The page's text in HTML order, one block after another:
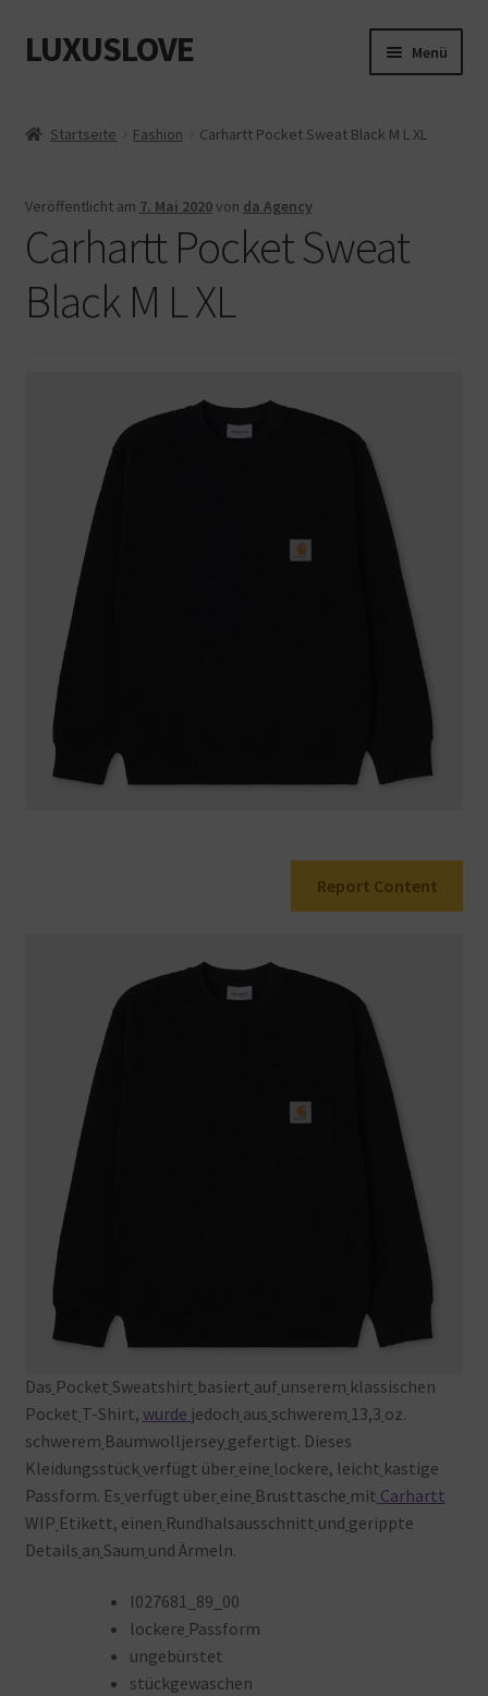
Zur
Navigation
Zum
Inhalt
LUXUSLOVE Menü
Warenkorb
Startseite Fashion Carhartt Pocket Sweat Black M L XL
Veröffentlicht am 7. Mai 2020von da Agency
Carhartt Pocket Sweat
Black M L XL
Report Content
Das Pocket Sweatshirt basiert auf unserem klassischen
Pocket T-Shirt, wurde jedoch aus schwerem 13,3 oz.
schwerem Baumwolljersey gefertigt. Dieses
Kleidungsstück verfügt über eine lockere, leicht kastige
Passform. Es verfügt über eine Brusttasche mit Carhartt
WIP Etikett, einen Rundhalsausschnitt und gerippte
Details an Saum und Ärmeln.
I027681_89_00
lockere Passform
ungebürstet
stückgewaschen